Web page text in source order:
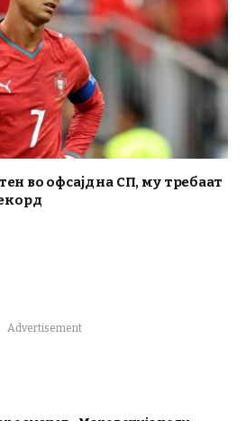
во офсајд на СП, му требаат
Advertisement